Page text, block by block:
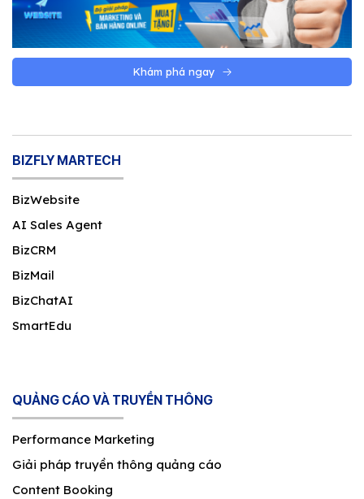
Khám phá ngay
BIZFLY MARTECH
BizWebsite
AI Sales Agent
BizCRM
BizMail
BizChatAI
SmartEdu
QUẢNG CÁO VÀ TRUYỀN THÔNG
Performance Marketing
Giải pháp truyền thông quảng cáo
Content Booking